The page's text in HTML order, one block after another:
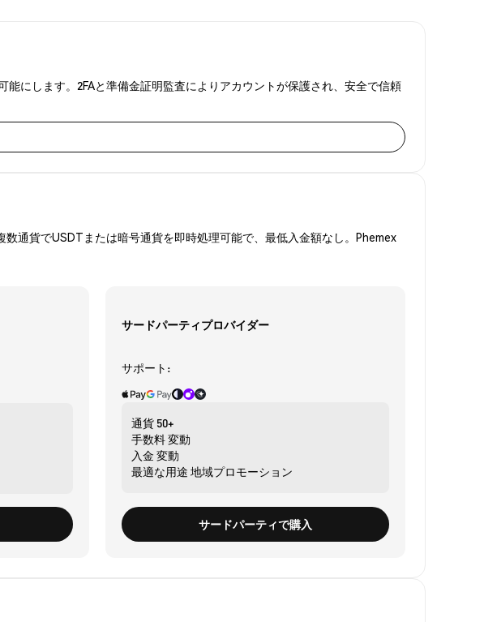
にします。2FAと準備金証明監査によりアカウントが保護され、安全で信頼
通貨でUSDTまたは暗号通貨を即時処理可能で、最低入金額なし。Phemex
サードパーティプロバイダー
サポート:
通貨 50+
手数料変動
入金 変動
最適な用途 地域プロモーション
サードパーティで購入